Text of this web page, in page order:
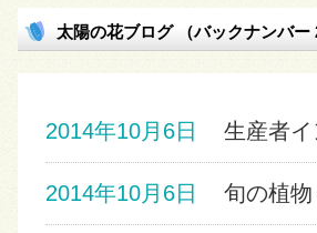
太陽の花ブログ （バックナンバー
2014年10月6日 生産者イ
2014年10月6日 旬の植物